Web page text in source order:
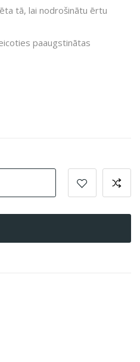
tā, lai nodrošinātu ērtu
paaugstinātas